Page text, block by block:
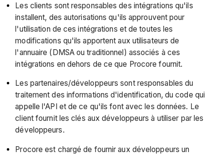
Les clients sont responsables des intégrations qu'ils
installent, des autorisations qu'ils approuvent pour
l'utilisation de ces intégrations et de toutes les
modifications qu'ils apportent aux utilisateurs de
l'annuaire (DMSA ou traditionnel) associés à ces
intégrations en dehors de ce que Procore fournit.
Les partenaires/développeurs sont responsables du
traitement des informations d'identification, du code qui
appelle l'API et de ce qu'ils font avec les données. Le
client fournit les clés aux développeurs à utiliser par les
développeurs.
Procore est chargé de fournir aux développeurs un